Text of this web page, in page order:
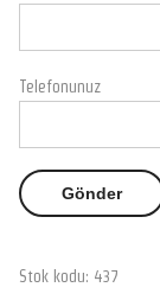
Telefonunuz
Stok kodu: 437